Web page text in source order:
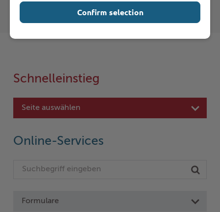
Schnelleinstieg
Seite auswählen
Online-Services
Formulare
Confirm selection